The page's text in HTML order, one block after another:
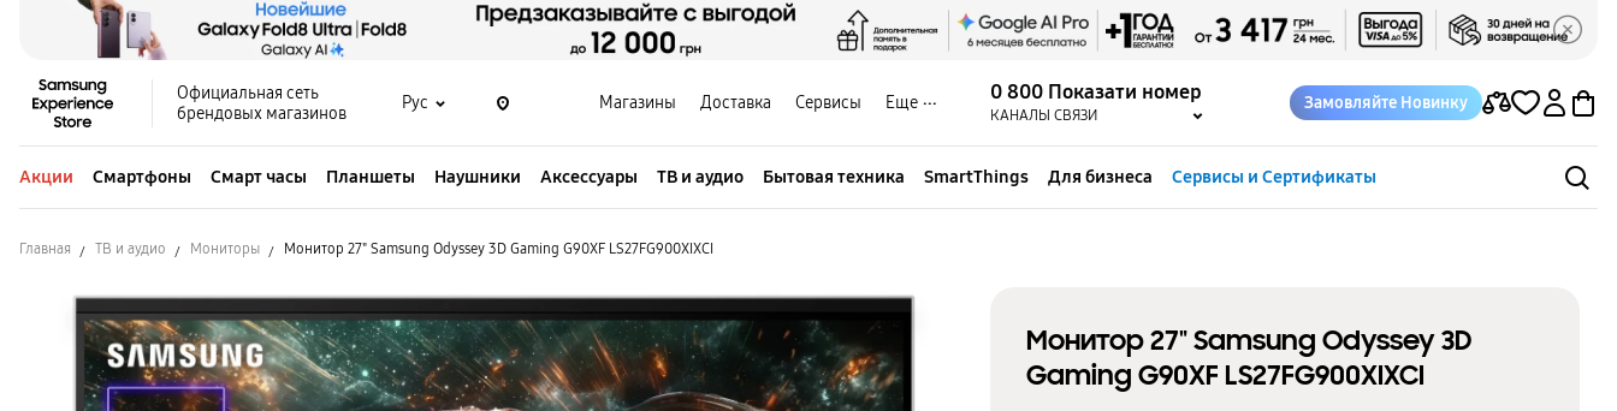
Официальная сеть
брендовых магазинов
Рус Магазины Доставка Сервисы Еще 0 800 Показати номер
КАНАЛЫ СВЯЗИ
Замовляйте Новинку
Акции Смартфоны Смарт часы Планшеты Наушники Аксессуары ТВ и аудио Бытовая техника SmartThings Для бизнеса Сервисы и Сертификаты
Главная ТВ и аудио Мониторы Монитор 27" Samsung Odyssey 3D Gaming G90XF LS27FG900XIXCI
Монитор 27" Samsung Odyssey 3D
Gaming G90XF LS27FG900XIXCI